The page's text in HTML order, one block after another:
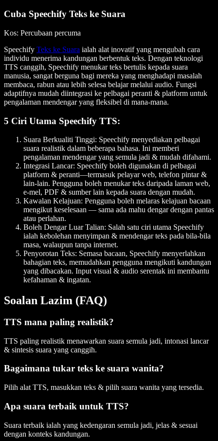
Cuba Speechify Teks ke Suara
Kos: Percubaan percuma
Speechify Teks ke Suara ialah alat inovatif yang mengubah cara
individu menerima kandungan berbentuk teks. Dengan teknologi
TTS canggih, Speechify menukar teks bertulis kepada suara
manusia, sangat berguna bagi mereka yang menghadapi masalah
membaca, rabun atau lebih selesa belajar melalui audio. Fungsi
adaptifnya mudah diintegrasi ke pelbagai peranti & platform untuk
pengalaman mendengar yang fleksibel di mana-mana.
5 Ciri Utama Speechify TTS:
Suara Berkualiti Tinggi: Speechify menyediakan pelbagai
suara realistik dalam beberapa bahasa. Ini memberi
pengalaman mendengar yang semula jadi & mudah difahami.
Integrasi Lancar: Speechify boleh digunakan di pelbagai
platform & peranti—termasuk pelayar web, telefon pintar &
lain-lain. Pengguna boleh menukar teks daripada laman web,
e-mel, PDF & sumber lain kepada suara dengan mudah.
Kawalan Kelajuan: Pengguna boleh melaras kelajuan bacaan
mengikut keselesaan — sama ada mahu dengar dengan pantas
atau perlahan.
Boleh Dengar Luar Talian: Salah satu ciri utama Speechify
ialah kebolehan menyimpan & mendengar teks pada bila-bila
masa, walaupun tanpa internet.
Penyorotan Teks: Semasa bacaan, Speechify menyerlahkan
bahagian teks, memudahkan pengguna mengikuti kandungan
yang dibacakan. Input visual & audio serentak ini membantu
kefahaman & ingatan.
Soalan Lazim (FAQ)
TTS mana paling realistik?
TTS paling realistik menawarkan suara semula jadi, intonasi lancar
& sintesis suara yang canggih.
Bagaimana tukar teks ke suara wanita?
Pilih alat TTS, masukkan teks & pilih suara wanita yang tersedia.
Apa suara terbaik untuk TTS?
Suara terbaik ialah yang kedengaran semula jadi, jelas & sesuai
dengan konteks kandungan.